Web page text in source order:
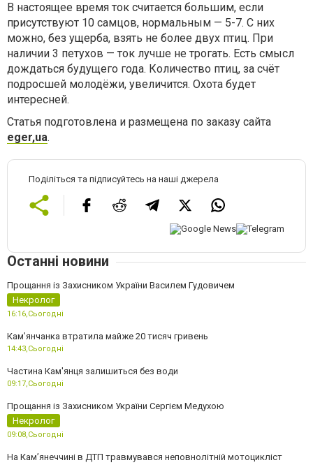
В настоящее время ток считается большим, если
присутствуют 10 самцов, нормальным — 5-7. С них
можно, без ущерба, взять не более двух птиц. При
наличии 3 петухов — ток лучше не трогать. Есть смысл
дождаться будущего года. Количество птиц, за счёт
подросшей молодёжи, увеличится. Охота будет
интересней.
Статья подготовлена и размещена по заказу сайта
eger,ua.
Поділіться та підписуйтесь на наші джерела
Останні новини
Прощання із Захисником України Василем Гудовичем
Некролог
16:16,Сьогодні
Камʼянчанка втратила майже 20 тисяч гривень
14:43,Сьогодні
Частина Кам'янця залишиться без води
09:17,Сьогодні
Прощання із Захисником України Сергієм Медухою
Некролог
09:08,Сьогодні
На Кам’янеччині в ДТП травмувався неповнолітній мотоцикліст